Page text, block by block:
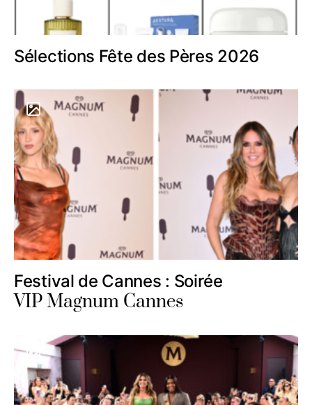
Sélections Fête des Pères 2026
Festival de Cannes : Soirée
VIP Magnum Cannes